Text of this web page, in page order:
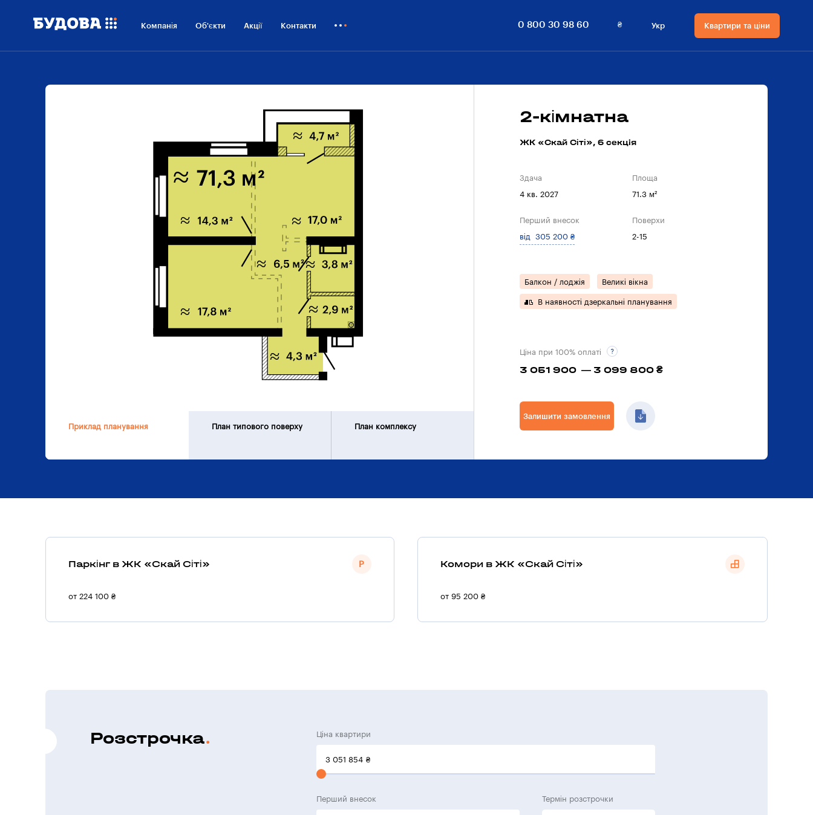
Компанія Об'єкти Акції Контакти 0 800 30 98 60 ₴
Валюта
₴ Гривнi
Укр
Мова сайту
Квартири та ціни
Приклад планування План типового поверху План комплексу
2-кімнатна
ЖК «Скай Сіті», 6 секцiя
Здача
4 кв. 2027
Площа
71.3 м²
Перший внесок
від 305 200 ₴
Поверхи
2-15
Балкон / лоджія Великі вікна
В наявності дзеркальні планування
Ціна при 100% оплаті
3 051 900 — 3 099 800 ₴
Залишити замовлення
Паркінг в ЖК «Скай Сіті»
от 224 100 ₴
Комори в ЖК «Скай Сіті»
от 95 200 ₴
Розстрочка Ціна квартири
3 051 854 ₴
Перший внесок Термін розстрочки